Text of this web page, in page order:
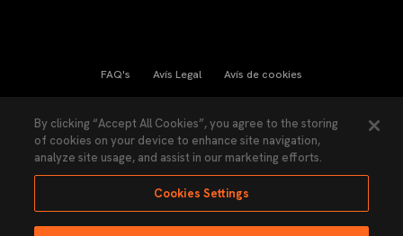
FAQ's Avís Legal Avís de cookies
Llei de Transparència Política de Privacitat
Accessibilitat
By clicking “Accept All Cookies”, you agree to the storing
of cookies on your device to enhance site navigation,
analyze site usage, and assist in our marketing efforts.
Cookies Settings